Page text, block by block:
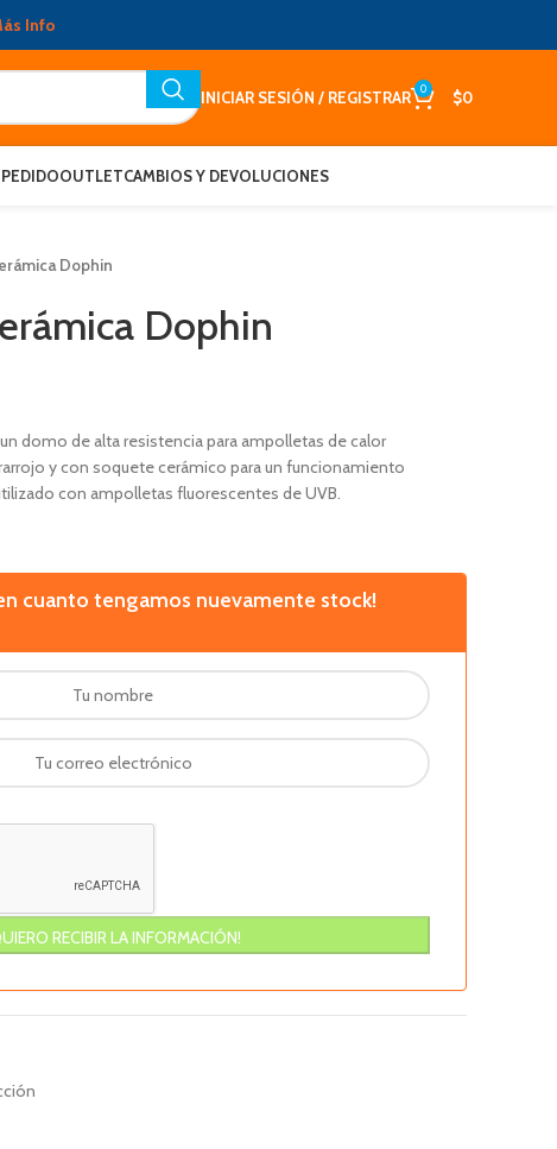
Info
INICIAR SESIÓN / REGISTRAR 0 $0
OUTLETCAMBIOS Y DEVOLUCIONES
Dophin
Dophin
domo de alta resistencia para ampolletas de calor
y con soquete cerámico para un funcionamiento
con ampolletas fluorescentes de UVB.
cuanto tengamos nuevamente stock!